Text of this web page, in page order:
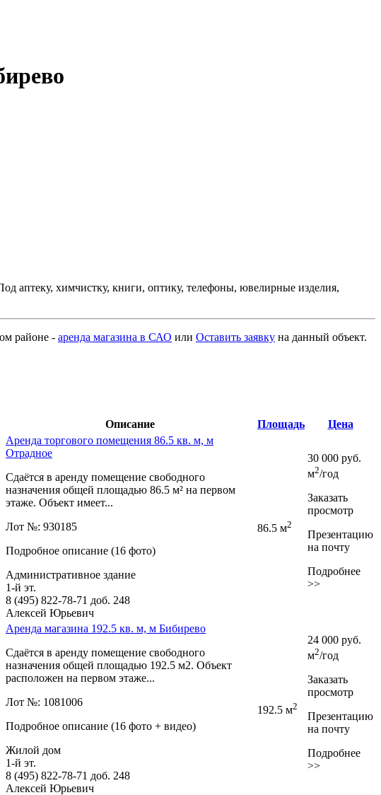
аптеку, химчистку, книги, оптику, телефоны, ювелирные изделия,
районе - аренда магазина в САО или Оставить заявку на данный объект.
Описание Площадь Цена
Аренда торгового помещения 86.5 кв. м, м
Отрадное
Сдаётся в аренду помещение свободного
назначения общей площадью 86.5 м² на первом
этаже. Объект имеет...
Лот №: 930185
Подробное описание (16 фото)
Административное здание
1-й эт.
8 (495) 822-78-71 доб. 248
Алексей Юрьевич
86.5 м2
30 000 руб.
м2/год
Заказать
просмотр
Презентацию
на почту
Подробнее
>>
Аренда магазина 192.5 кв. м, м Бибирево
Сдаётся в аренду помещение свободного
назначения общей площадью 192.5 м2. Объект
расположен на первом этаже...
Лот №: 1081006
Подробное описание (16 фото + видео)
Жилой дом
1-й эт.
8 (495) 822-78-71 доб. 248
Алексей Юрьевич
192.5 м2
24 000 руб.
м2/год
Заказать
просмотр
Презентацию
на почту
Подробнее
>>